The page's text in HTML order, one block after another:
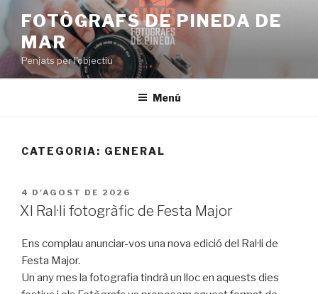
al
contingut
FOTÒGRAFS DE PINEDA DE
MAR
Penjats per l'objectiu
Menú
CATEGORIA: GENERAL
PUBLICAT
A
4 D'AGOST DE 2026
XI Ral·li fotogràfic de Festa Major
Ens complau anunciar-vos una nova edició del Ral·li de
Festa Major.
Un any mes la fotografia tindrà un lloc en aquests dies